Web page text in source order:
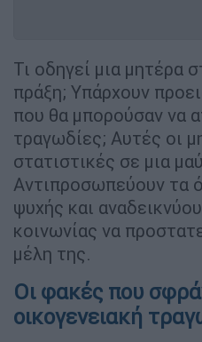
Τι οδηγεί μια μητέρα
πράξη; Υπάρχουν
που θα μπορούσαν να
τραγωδίες; Αυτές οι
στατιστικές σε μια
Αντιπροσωπεύουν τα
ψυχής και
κοινωνίας να
μέλη της.
Οι φακές που
οικογενειακή